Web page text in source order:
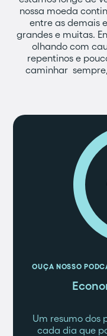
nossa moeda
entre as demais
grandes e muitas.
olhando com
repentinos e
caminhar
OUÇA NOSSO
Um resumo dos
cada dia que